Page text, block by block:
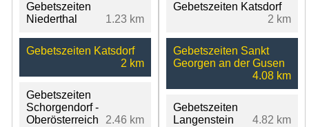
Gebetszeiten
Niederthal
1.23 km
Gebetszeiten Katsdorf
2 km
Gebetszeiten
Schorgendorf -
Oberösterreich
2.46 km
Gebetszeiten Katsdorf
2 km
Gebetszeiten Sankt
Georgen an der Gusen
4.08 km
Gebetszeiten
Langenstein
4.82 km